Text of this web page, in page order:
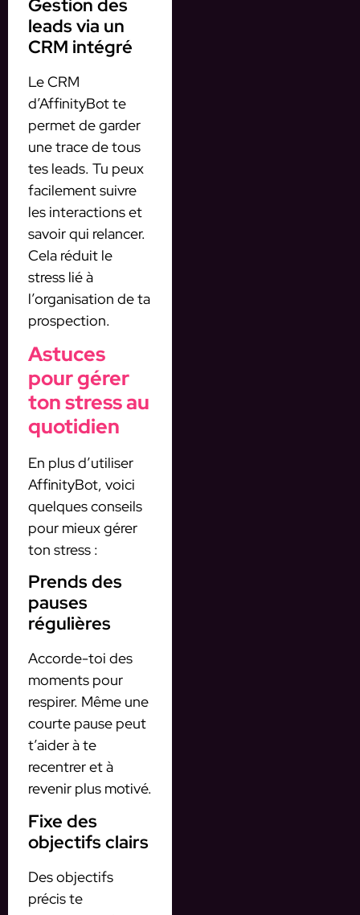
Gestion des
leads via un
CRM intégré
Le CRM
d’AffinityBot te
permet de garder
une trace de tous
tes leads. Tu peux
facilement suivre
les interactions et
savoir qui relancer.
Cela réduit le
stress lié à
l’organisation de ta
prospection.
Astuces
pour gérer
ton stress au
quotidien
En plus d’utiliser
AffinityBot, voici
quelques conseils
pour mieux gérer
ton stress :
Prends des
pauses
régulières
Accorde-toi des
moments pour
respirer. Même une
courte pause peut
t’aider à te
recentrer et à
revenir plus motivé.
Fixe des
objectifs clairs
Des objectifs
précis te